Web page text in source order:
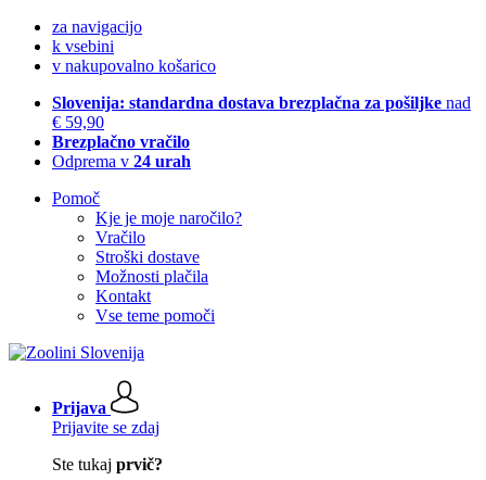
za navigacijo
k vsebini
v nakupovalno košarico
Slovenija: standardna dostava brezplačna za pošiljke nad
€ 59,90
Brezplačno vračilo
Odprema v 24 urah
Pomoč
Kje je moje naročilo?
Vračilo
Stroški dostave
Možnosti plačila
Kontakt
Vse teme pomoči
Prijava
Prijavite se zdaj
Ste tukaj prvič?